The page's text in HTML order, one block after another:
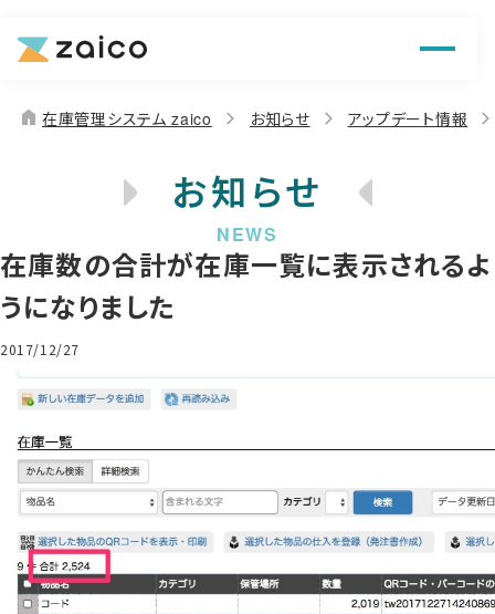
機能
お役立ち情報
home 在庫管理システム zaico お知らせ アップデート情報
お知らせ
在庫数の合計が在庫一覧に表示されるよ
うになりました
2017/12/27